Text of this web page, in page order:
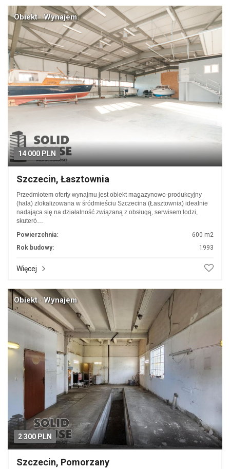
14 000 PLN
Obiekt · Wynajem
Szczecin, Łasztownia
Przedmiotem oferty wynajmu jest obiekt magazynowo-produkcyjny
(hala) zlokalizowana w śródmieściu Szczecina (Łasztownia) idealnie
nadająca się na działalność związaną z obsługą, serwisem łodzi,
skuteró…
Powierzchnia:
600 m2
Rok budowy:
1993
Więcej
2 300 PLN
Obiekt · Wynajem
Szczecin, Pomorzany